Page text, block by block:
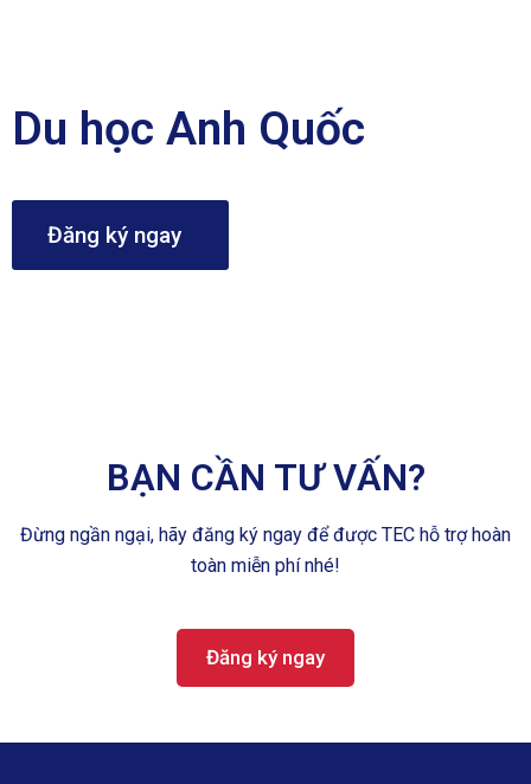
Du học Anh Quốc
Đăng ký ngay
BẠN CẦN TƯ VẤN?
Đừng ngần ngại, hãy đăng ký ngay để được TEC hỗ trợ hoàn
toàn miễn phí nhé!
Đăng ký ngay